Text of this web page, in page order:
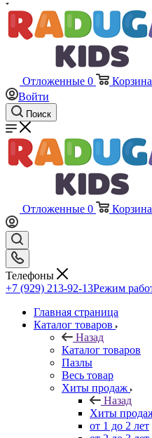
Отложенные 0 Корзина
Войти
Поиск
Отложенные 0 Корзина
Телефоны
+7 (929) 213-92-13Режим
Главная страница
Каталог товаров
Назад
Каталог товаров
Пазлы
Весь товар
Хиты продаж
Назад
Хиты
от 1 до 2 лет